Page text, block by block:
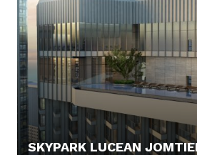
SKYPARK LUCEAN